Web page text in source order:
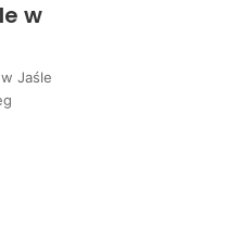
w
Jaśle